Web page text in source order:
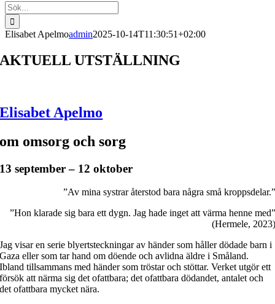
Sök
efter:
Elisabet Apelmoadmin2025-10-14T11:30:51+02:00
AKTUELL UTSTÄLLNING
Elisabet Apelmo
om omsorg och sorg
13 september – 12 oktober
”Av mina systrar återstod bara några små kroppsdelar.”
”Hon klarade sig bara ett dygn. Jag hade inget att värma henne med”
(Hermele, 2023)
Jag visar en serie blyertsteckningar av händer som håller dödade barn i
Gaza eller som tar hand om döende och avlidna äldre i Småland.
Ibland tillsammans med händer som tröstar och stöttar. Verket utgör ett
försök att närma sig det ofattbara; det ofattbara dödandet, antalet och
det ofattbara mycket nära.